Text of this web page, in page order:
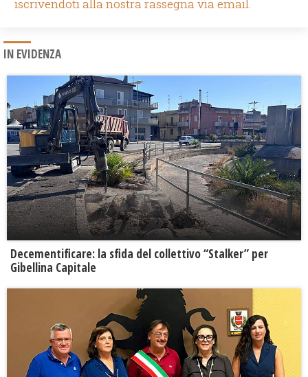
iscrivendoti alla nostra rassegna via email.
IN EVIDENZA
Decementificare: la sfida del collettivo “Stalker” per
Gibellina Capitale